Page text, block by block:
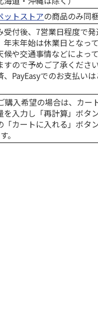
獣医師開発 ニオイ
をとる砂専用 猫ト
イレ ナチュラルグ
レー
(送料別・税込)
無添加良品
ムデンタル
ぐるぐるボ
…
(送料別・税
ットストアの商品のみ同
付後、7営業日程度で発
末年始は休業日となって
や交通事情などによっ
ので予めご了承ください
PayEasyでのお支払い
入希望の場合は、カー
を入力し「再計算」ボタ
「カートに入れる」ボタ
。